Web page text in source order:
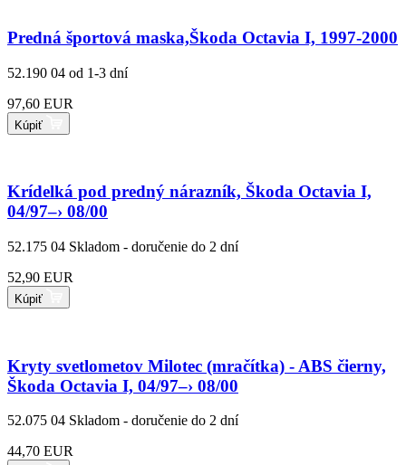
Predná športová maska,Škoda Octavia I, 1997-2000
52.190 04 od 1-3 dní
97,60 EUR
Kúpiť
Krídelká pod predný nárazník, Škoda Octavia I,
04/97–› 08/00
52.175 04 Skladom - doručenie do 2 dní
52,90 EUR
Kúpiť
Kryty svetlometov Milotec (mračítka) - ABS čierny,
Škoda Octavia I, 04/97–› 08/00
52.075 04 Skladom - doručenie do 2 dní
44,70 EUR